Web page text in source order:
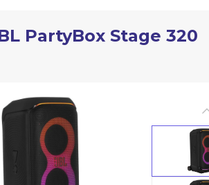
PartyBox Stage 320